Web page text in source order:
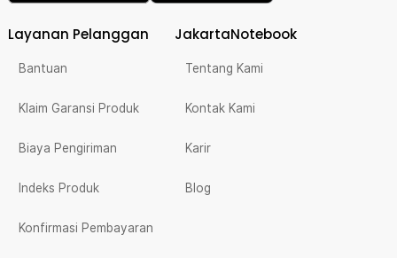
Layanan Pelanggan
Bantuan
Klaim Garansi Produk
Biaya Pengiriman
Indeks Produk
Konfirmasi Pembayaran
JakartaNotebook
Tentang Kami
Kontak Kami
Karir
Blog